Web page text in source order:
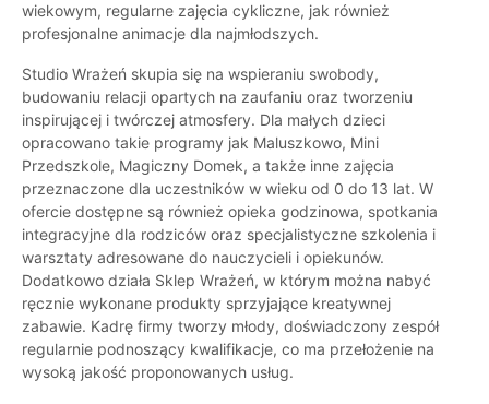
wiekowym, regularne zajęcia cykliczne, jak również
profesjonalne animacje dla najmłodszych.
Studio Wrażeń skupia się na wspieraniu swobody,
budowaniu relacji opartych na zaufaniu oraz tworzeniu
inspirującej i twórczej atmosfery. Dla małych dzieci
opracowano takie programy jak Maluszkowo, Mini
Przedszkole, Magiczny Domek, a także inne zajęcia
przeznaczone dla uczestników w wieku od 0 do 13 lat. W
ofercie dostępne są również opieka godzinowa, spotkania
integracyjne dla rodziców oraz specjalistyczne szkolenia i
warsztaty adresowane do nauczycieli i opiekunów.
Dodatkowo działa Sklep Wrażeń, w którym można nabyć
ręcznie wykonane produkty sprzyjające kreatywnej
zabawie. Kadrę firmy tworzy młody, doświadczony zespół
regularnie podnoszący kwalifikacje, co ma przełożenie na
wysoką jakość proponowanych usług.